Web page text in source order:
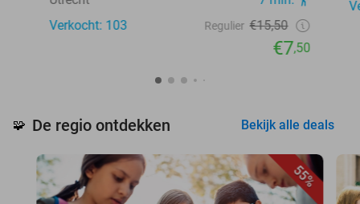
Verkocht: 103
Regulier €15,50
€7,50
🧩 De regio ontdekken Bekijk alle deals
55%